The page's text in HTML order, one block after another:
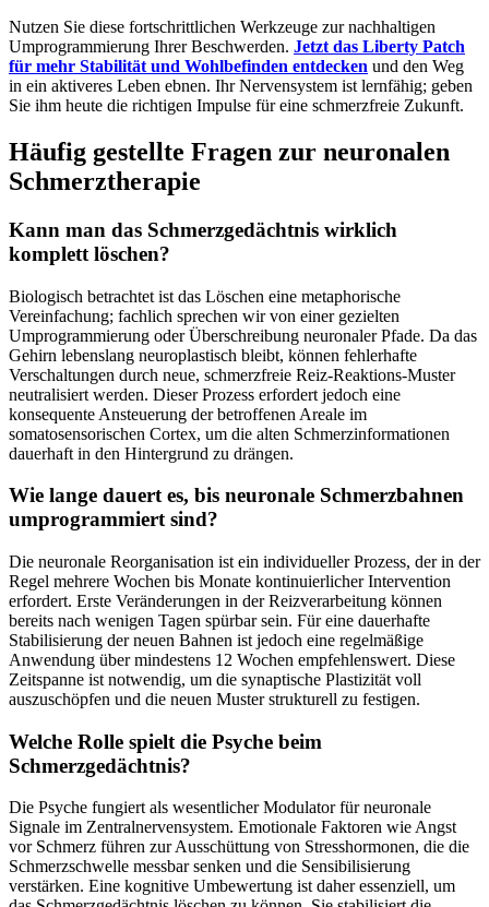
Nutzen Sie diese fortschrittlichen Werkzeuge zur nachhaltigen
Umprogrammierung Ihrer Beschwerden. Jetzt das Liberty Patch
für mehr Stabilität und Wohlbefinden entdecken und den Weg
in ein aktiveres Leben ebnen. Ihr Nervensystem ist lernfähig; geben
Sie ihm heute die richtigen Impulse für eine schmerzfreie Zukunft.
Häufig gestellte Fragen zur neuronalen
Schmerztherapie
Kann man das Schmerzgedächtnis wirklich
komplett löschen?
Biologisch betrachtet ist das Löschen eine metaphorische
Vereinfachung; fachlich sprechen wir von einer gezielten
Umprogrammierung oder Überschreibung neuronaler Pfade. Da das
Gehirn lebenslang neuroplastisch bleibt, können fehlerhafte
Verschaltungen durch neue, schmerzfreie Reiz-Reaktions-Muster
neutralisiert werden. Dieser Prozess erfordert jedoch eine
konsequente Ansteuerung der betroffenen Areale im
somatosensorischen Cortex, um die alten Schmerzinformationen
dauerhaft in den Hintergrund zu drängen.
Wie lange dauert es, bis neuronale Schmerzbahnen
umprogrammiert sind?
Die neuronale Reorganisation ist ein individueller Prozess, der in der
Regel mehrere Wochen bis Monate kontinuierlicher Intervention
erfordert. Erste Veränderungen in der Reizverarbeitung können
bereits nach wenigen Tagen spürbar sein. Für eine dauerhafte
Stabilisierung der neuen Bahnen ist jedoch eine regelmäßige
Anwendung über mindestens 12 Wochen empfehlenswert. Diese
Zeitspanne ist notwendig, um die synaptische Plastizität voll
auszuschöpfen und die neuen Muster strukturell zu festigen.
Welche Rolle spielt die Psyche beim
Schmerzgedächtnis?
Die Psyche fungiert als wesentlicher Modulator für neuronale
Signale im Zentralnervensystem. Emotionale Faktoren wie Angst
vor Schmerz führen zur Ausschüttung von Stresshormonen, die die
Schmerzschwelle messbar senken und die Sensibilisierung
verstärken. Eine kognitive Umbewertung ist daher essenziell, um